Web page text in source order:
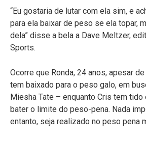
“Eu gostaria de lutar com ela sim, e
para ela baixar de peso se ela topar,
dela” disse a bela a Dave Meltzer,
Sports.
Ocorre que Ronda, 24 anos, apesar
tem baixado para o peso galo, em
Miesha Tate – enquanto Cris tem
bater o limite do peso-pena. Nada
entanto, seja realizado no peso pena